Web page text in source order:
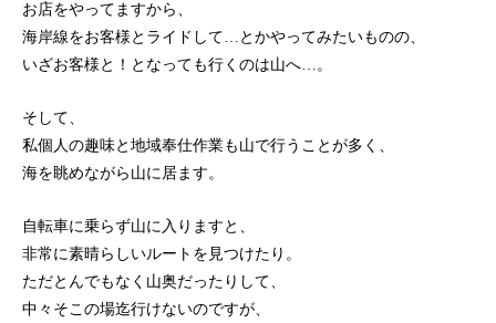
お店をやってますから、
海岸線をお客様とライドして…とかやってみたいものの、
いざお客様と！となっても行くのは山へ…。
そして、
私個人の趣味と地域奉仕作業も山で行うことが多く、
海を眺めながら山に居ます。
自転車に乗らず山に入りますと、
非常に素晴らしいルートを見つけたり。
ただとんでもなく山奥だったりして、
中々そこの場迄行けないのですが、